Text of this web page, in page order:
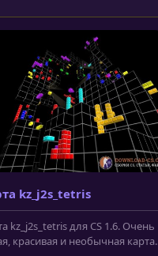
kz_j2s_tetris
kz_j2s_tetris для CS 1.6. Очень
красивая и необычная карта.